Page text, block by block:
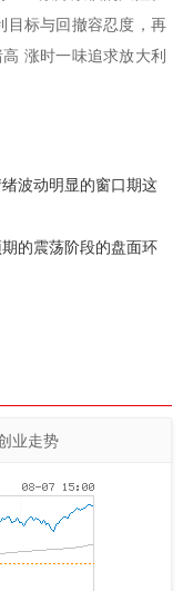
目标与回撤容忍度，再
涨时一味追求放大利
波动明显的窗口期这
的震荡阶段的盘面环
业走势